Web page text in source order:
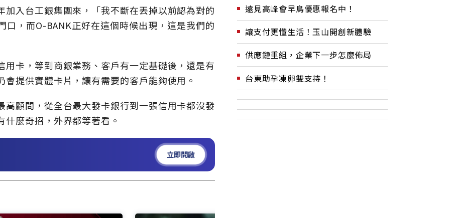
加入台工銀集團來，「我不斷在丟掉以前認為對的
口，而O-BANK正好在這個時候出現，這是我們的
卡，等到商銀業務、客戶有一定基礎後，還是有
提供實體卡片，讓有需要的客戶能夠使用。
顧問，從全台最大發卡銀行到一張信用卡都沒發
麼奇招，外界都等著看。
立即開啟
遠見高峰會早鳥優惠報名中！
讓支付更懂生活！玉山開創新體驗
供應鏈重組，企業下一步怎麼佈局
台東助孕凍卵雙支持！